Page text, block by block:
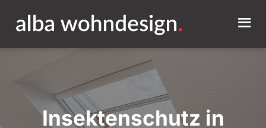
Insektenschutz in